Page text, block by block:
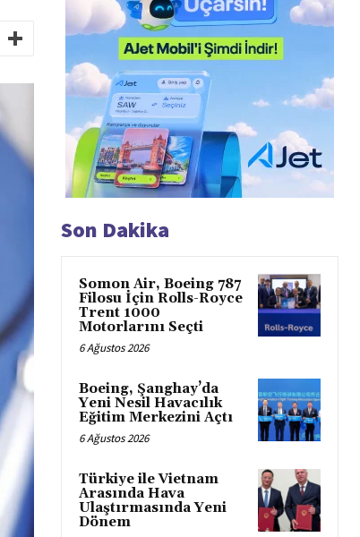
Son Dakika
Somon Air, Boeing 787
Filosu İçin Rolls-Royce
Trent 1000
Motorlarını Seçti
6 Ağustos 2026
Boeing, Şanghay’da
Yeni Nesil Havacılık
Eğitim Merkezini Açtı
6 Ağustos 2026
Türkiye ile Vietnam
Arasında Hava
Ulaştırmasında Yeni
Dönem